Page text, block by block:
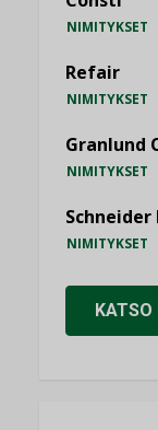
NIMITYKSET
Refair
NIMITYKSET
Granlund
NIMITYKSET
Schneider
NIMITYKSET
KATSO